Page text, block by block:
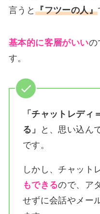
言うと『フツーの人』
基本的に客層がいいの
す。
「チャットレディ
る」
と、思い込ん
です。
しかし、チャット
もできるので、ア
せずに会話やメー